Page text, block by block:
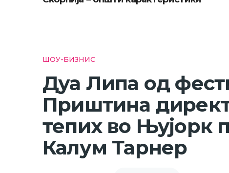
ШОУ-БИЗНИС
Дуа Липа од
Приштина
тепих во Њујорк
Калум Тарнер